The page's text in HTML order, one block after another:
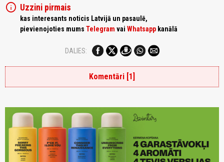
info Uzzini pirmais
kas interesants noticis Latvijā un pasaulē,
pievienojoties mums Telegram vai Whatsapp kanālā
DALIES:
Komentāri [1]